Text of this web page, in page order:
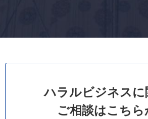
ハラルビジネスに
ご相談はこちら